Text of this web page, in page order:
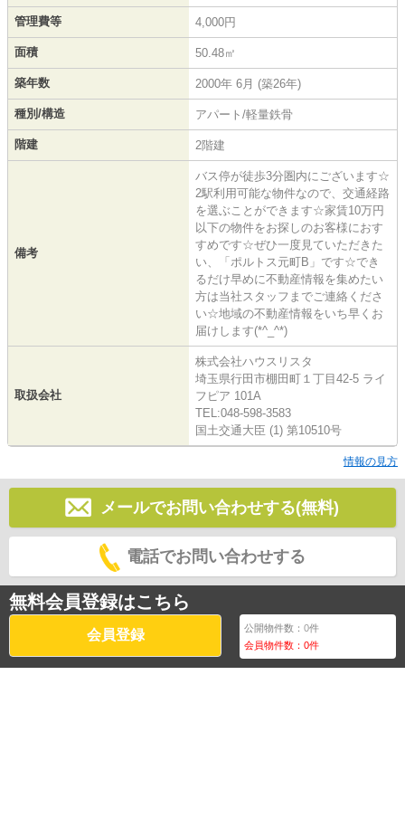
管理費等 4,000円
面積 50.48㎡
築年数 2000年 6月 (築26年)
種別/構造 アパート/軽量鉄骨
階建 2階建
備考
バス停が徒歩3分圏内にございます☆
2駅利用可能な物件なので、交通経路
を選ぶことができます☆家賃10万円
以下の物件をお探しのお客様におす
すめです☆ぜひ一度見ていただきた
い、「ポルトス元町B」です☆でき
るだけ早めに不動産情報を集めたい
方は当社スタッフまでご連絡くださ
い☆地域の不動産情報をいち早くお
届けします(*^_^*)
取扱会社
株式会社ハウスリスタ
埼玉県行田市棚田町１丁目42-5 ライ
フピア 101A
TEL:048-598-3583
国土交通大臣 (1) 第10510号
情報の見方
メールでお問い合わせする(無料)
電話でお問い合わせする
無料会員登録はこちら
会員登録 公開物件数：0件
会員物件数：0件